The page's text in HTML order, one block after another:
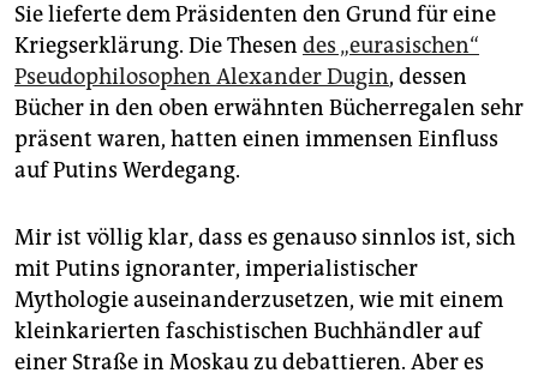
Sie lieferte dem Präsidenten den Grund für eine
Kriegserklärung. Die Thesen des „eurasischen“
Pseudophilosophen Alexander Dugin, dessen
Bücher in den oben erwähnten Bücherregalen sehr
präsent waren, hatten einen immensen Einfluss
auf Putins Werdegang.
Mir ist völlig klar, dass es genauso sinnlos ist, sich
mit Putins ignoranter, imperialistischer
Mythologie auseinanderzusetzen, wie mit einem
kleinkarierten faschistischen Buchhändler auf
einer Straße in Moskau zu debattieren. Aber es